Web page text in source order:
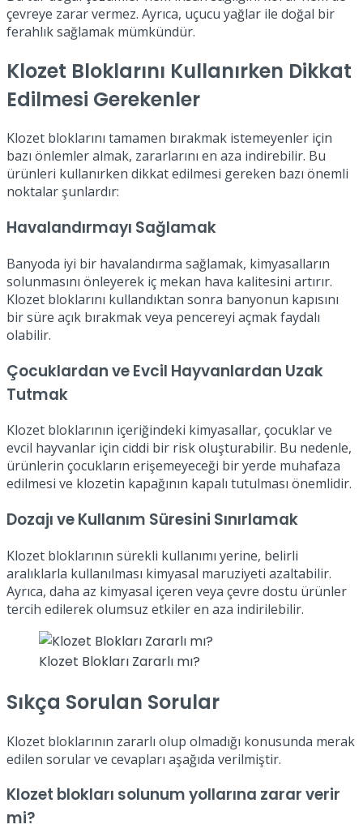
çevreye zarar vermez. Ayrıca, uçucu yağlar ile doğal bir
ferahlık sağlamak mümkündür.
Klozet Bloklarını Kullanırken Dikkat
Edilmesi Gerekenler
Klozet bloklarını tamamen bırakmak istemeyenler için
bazı önlemler almak, zararlarını en aza indirebilir. Bu
ürünleri kullanırken dikkat edilmesi gereken bazı önemli
noktalar şunlardır:
Havalandırmayı Sağlamak
Banyoda iyi bir havalandırma sağlamak, kimyasalların
solunmasını önleyerek iç mekan hava kalitesini artırır.
Klozet bloklarını kullandıktan sonra banyonun kapısını
bir süre açık bırakmak veya pencereyi açmak faydalı
olabilir.
Çocuklardan ve Evcil Hayvanlardan Uzak
Tutmak
Klozet bloklarının içeriğindeki kimyasallar, çocuklar ve
evcil hayvanlar için ciddi bir risk oluşturabilir. Bu nedenle,
ürünlerin çocukların erişemeyeceği bir yerde muhafaza
edilmesi ve klozetin kapağının kapalı tutulması önemlidir.
Dozajı ve Kullanım Süresini Sınırlamak
Klozet bloklarının sürekli kullanımı yerine, belirli
aralıklarla kullanılması kimyasal maruziyeti azaltabilir.
Ayrıca, daha az kimyasal içeren veya çevre dostu ürünler
tercih edilerek olumsuz etkiler en aza indirilebilir.
Klozet Blokları Zararlı mı?
Sıkça Sorulan Sorular
Klozet bloklarının zararlı olup olmadığı konusunda merak
edilen sorular ve cevapları aşağıda verilmiştir.
Klozet blokları solunum yollarına zarar verir
mi?